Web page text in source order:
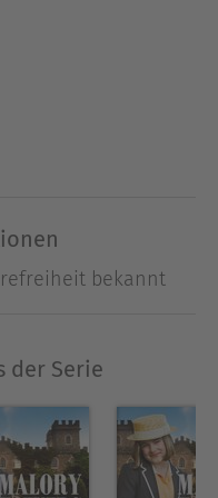
nach hinten los.
bekannt
der Serie